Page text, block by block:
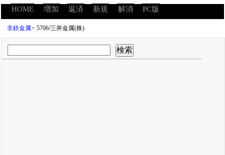
HOME 増加 返済 新規 解消 PC版
非鉄金属> 5706/三井金属(株)